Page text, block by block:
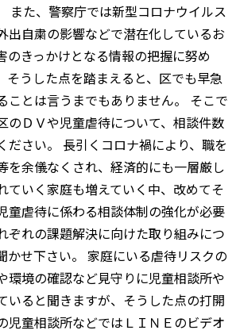
また、警察庁では新型コロナウイルス
出自粛の影響などで潜在化しているお
のきっかけとなる情報の把握に努め
そうした点を踏まえると、区でも早急
ことは言うまでもありません。 そこで
のＤＶや児童虐待について、相談件数
ださい。 長引くコロナ禍により、職を
を余儀なくされ、経済的にも一層厳し
ていく家庭も増えていく中、改めてそ
童虐待に係わる相談体制の強化が必要
ぞれの課題解決に向けた取り組みにつ
かせ下さい。 家庭にいる虐待リスクの
環境の確認など見守りに児童相談所や
いると聞きますが、そうした点の打開
児童相談所などではＬＩＮＥのビデオ